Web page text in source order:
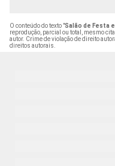
O conteúdo do texto "Salão de Festa
reprodução, parcial ou total, mesmo
autor. Crime de violação de direito
direitos autorais.